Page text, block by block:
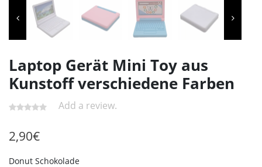
Laptop Gerät Mini Toy aus
Kunstoff verschiedene Farben
Add a review.
2,90€
Donut Schokolade